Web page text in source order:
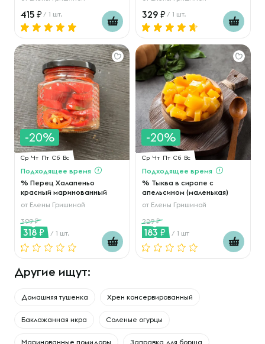
415 / 1 шт. 329 / 1 шт.
-20%
Ср Чт Пт Сб Вс
Подходящее время
% Перец Халапеньо
красный маринованный
от Елены Гришиной
399
318 / 1 шт.
-20%
Ср Чт Пт Сб Вс
Подходящее время
% Тыква в сиропе с
апельсином (маленькая)
от Елены Гришиной
229
183 / 1 шт
Другие ищут:
Домашняя тушенка Хрен консервированный
Баклажанная икра Соленые огурцы
Маринованные помидоры Заправка для борща